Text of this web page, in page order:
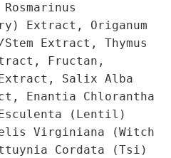
Extract, Origanum
Extract, Thymus
Fructan,
Salix Alba
Enantia Chlorantha
(Lentil)
Virginiana (Witch
Cordata (Tsi)